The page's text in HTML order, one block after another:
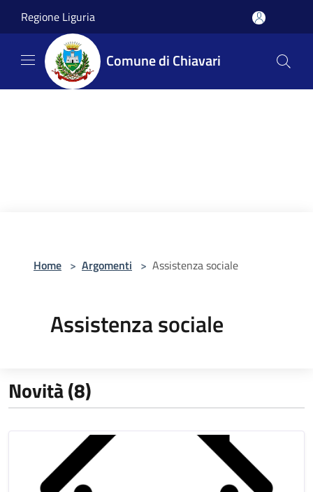
Regione Liguria
Comune di Chiavari
Home > Argomenti > Assistenza sociale
Assistenza sociale
Novità (8)